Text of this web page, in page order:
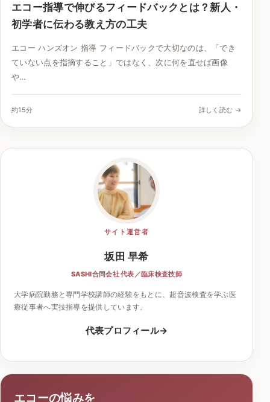
エコー指導で伸びるフィードバックとは？新人・
初学者に伝わる教え方の工夫
エコー ハンズオン 指導 フィードバックで大切なのは、「でき
ていない点を指摘すること」ではなく、次に何を直せば画像
や…
約15分 詳しく読む →
サイト運営者
坂田 早希
SASHI合同会社 代表／臨床検査技師
大学病院勤務と専門学校講師の経験をもとに、超音波検査を学ぶ医
療従事者へ実技指導を提供しています。
代表プロフィール
エコーの悩みを